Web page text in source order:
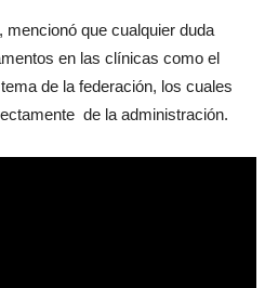
que cualquier duda
en las clínicas como el
de la federación, los cuales
de la administración.